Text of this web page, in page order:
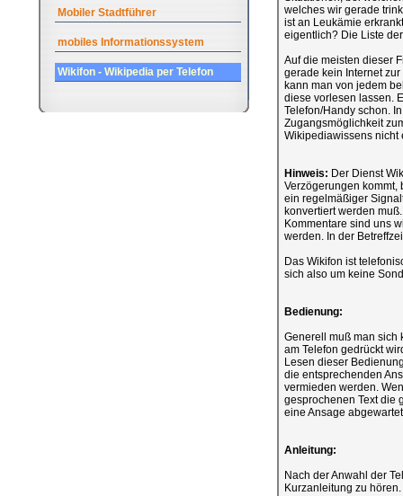
Mobiler Stadtführer
mobiles Informationssystem
Wikifon - Wikipedia per Telefon
welches wir gerade
ist an Leukämie
eigentlich? Die Liste
Auf die meisten dieser
gerade kein Internet
kann man von jedem
diese vorlesen lassen.
Telefon/Handy schon.
Zugangsmöglichkeit
Wikipediawissens nicht
Hinweis: Der Dienst
Verzögerungen kommt,
ein regelmäßiger
konvertiert werden
Kommentare sind uns
werden. In der
Das Wikifon ist
sich also um keine
Bedienung:
Generell muß man sich
am Telefon gedrückt
Lesen dieser
die entsprechenden
vermieden werden.
gesprochenen Text die
eine Ansage
Anleitung:
Nach der Anwahl der
Kurzanleitung zu